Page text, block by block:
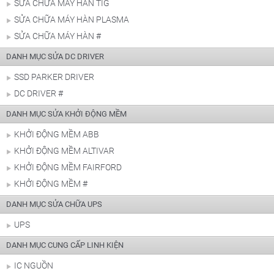
SỬA CHỮA MÁY HÀN TIG
SỬA CHỮA MÁY HÀN PLASMA
SỬA CHỮA MÁY HÀN #
DANH MỤC SỬA DC DRIVER
SSD PARKER DRIVER
DC DRIVER #
DANH MỤC SỬA KHỞI ĐỘNG MỀM
KHỞI ĐỘNG MỀM ABB
KHỞI ĐỘNG MỀM ALTIVAR
KHỞI ĐỘNG MỀM FAIRFORD
KHỞI ĐỘNG MỀM #
DANH MỤC SỬA CHỮA UPS
UPS
DANH MỤC CUNG CẤP LINH KIỆN
IC NGUỒN